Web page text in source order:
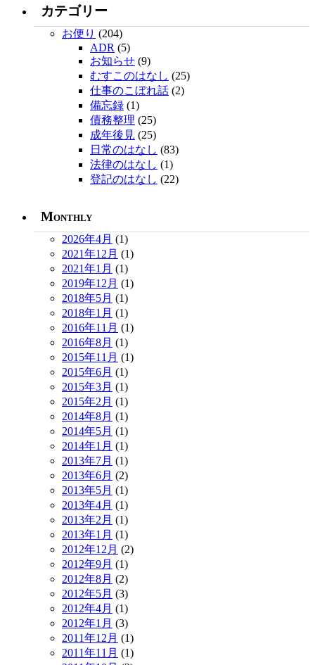
カテゴリー
お便り (204)
ADR (5)
お知らせ (9)
むすこのはなし (25)
仕事のこぼれ話 (2)
備忘録 (1)
債務整理 (25)
成年後見 (25)
日常のはなし (83)
法律のはなし (1)
登記のはなし (22)
Monthly
2026年4月 (1)
2021年12月 (1)
2021年1月 (1)
2019年12月 (1)
2018年5月 (1)
2018年1月 (1)
2016年11月 (1)
2016年8月 (1)
2015年11月 (1)
2015年6月 (1)
2015年3月 (1)
2015年2月 (1)
2014年8月 (1)
2014年5月 (1)
2014年1月 (1)
2013年7月 (1)
2013年6月 (2)
2013年5月 (1)
2013年4月 (1)
2013年2月 (1)
2013年1月 (1)
2012年12月 (2)
2012年9月 (1)
2012年8月 (2)
2012年5月 (3)
2012年4月 (1)
2012年1月 (3)
2011年12月 (1)
2011年11月 (1)